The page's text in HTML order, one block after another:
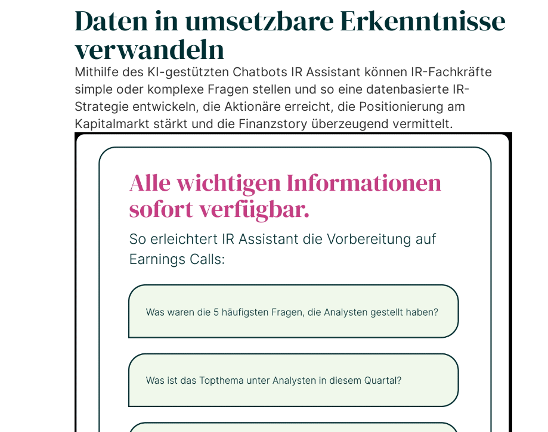
Daten in umsetzbare Erkenntnisse
verwandeln
Mithilfe des KI-gestützten Chatbots IR Assistant können IR-Fachkräfte
simple oder komplexe Fragen stellen und so eine datenbasierte IR-
Strategie entwickeln, die Aktionäre erreicht, die Positionierung am
Kapitalmarkt stärkt und die Finanzstory überzeugend vermittelt.